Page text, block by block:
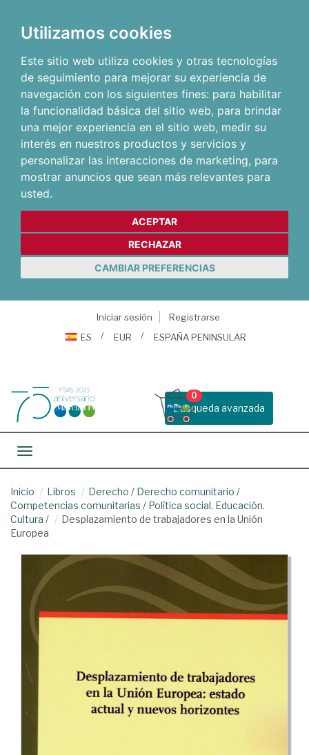
Utilizamos cookies
Este sitio web utiliza cookies y otras tecnologías
de seguimiento para mejorar su experiencia de
navegación con los siguientes fines: para habilitar
la funcionalidad básica del sitio web, para brindar
una mejor experiencia en el sitio web, medir su
interés en nuestros productos y servicios y
personalizar las interacciones de marketing, para
mostrar anuncios que sean más relevantes para
usted.
ACEPTAR
RECHAZAR
CAMBIAR PREFERENCIAS
Iniciar sesión
Registrarse
ES
EUR ESPAÑA PENINSULAR
Busqueda avanzada
0
Toggle navigation
Inicio Libros Derecho / Derecho comunitario /
Competencias comunitarias / Política social. Educación.
Cultura /
Desplazamiento de trabajadores en la Unión
Europea